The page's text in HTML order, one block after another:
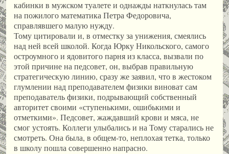
кабинки в мужском туалете и однажды наткнулась там
на пожилого математика Петра Федоровича,
справлявшего малую нужду.
Тому цитировали и, в отместку за унижения, смеялись
над ней всей школой. Когда Юрку Никольского, самого
остроумного и ядовитого парня из класса, вызвали по
этой причине на педсовет, он, выбрав правильную
стратегическую линию, сразу же заявил, что в жестоком
глумлении над преподавателем физики виноват сам
преподаватель физики, подрывающий собственный
авторитет своими «ступенькими, ошибькими и
отметкими». Педсовет, жаждавший крови и мяса, не
смог устоять. Коллеги улыбались и на Тому старались не
смотреть. Она была, в общем-то, неплохая тетка, только
в школу пошла совершенно напрасно.